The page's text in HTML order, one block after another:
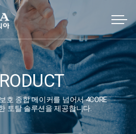
호 종합 메이커를 넘어서 4CORE
토탈 솔루션을 제공합니다.